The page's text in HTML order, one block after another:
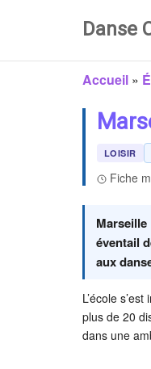
Danse
Accueil »
LOISIR
Fiche
Marseille
éventail
aux
L’école
plus de 20
dans une